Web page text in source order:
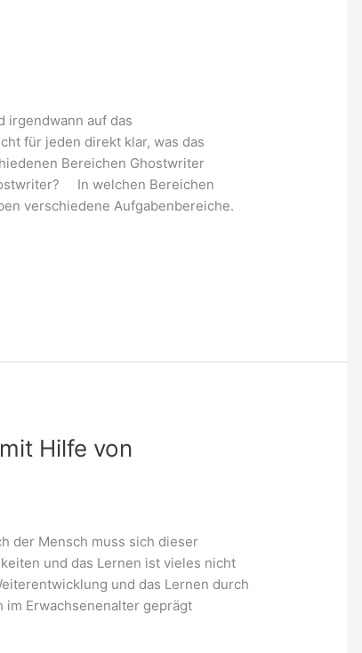
irgendwann auf das
für jeden direkt klar, was das
Bereichen Ghostwriter
In welchen Bereichen
verschiedene Aufgabenbereiche.
Hilfe von
der Mensch muss sich dieser
und das Lernen ist vieles nicht
und das Lernen durch
im Erwachsenenalter geprägt